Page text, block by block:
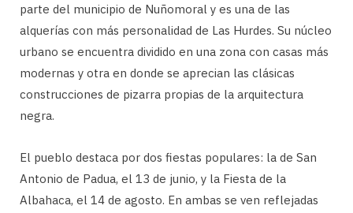
parte del municipio de Nuñomoral y es una de las
alquerías con más personalidad de Las Hurdes. Su núcleo
urbano se encuentra dividido en una zona con casas más
modernas y otra en donde se aprecian las clásicas
construcciones de pizarra propias de la arquitectura
negra.
El pueblo destaca por dos fiestas populares: la de San
Antonio de Padua, el 13 de junio, y la Fiesta de la
Albahaca, el 14 de agosto. En ambas se ven reflejadas